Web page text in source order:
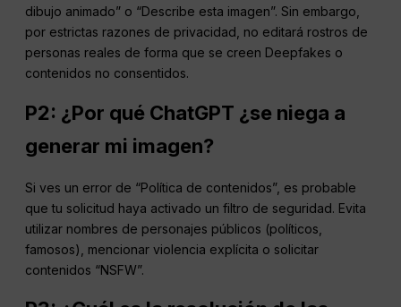
dibujo animado” o “Describe esta imagen”. Sin embargo,
por estrictas razones de privacidad, no editará rostros de
personas reales de forma que se creen Deepfakes o
contenidos no consentidos.
P2: ¿Por qué ChatGPT ¿se niega a
generar mi imagen?
Si ves un error de “Política de contenidos”, es probable
que tu solicitud haya activado un filtro de seguridad. Evita
utilizar nombres de personajes públicos (políticos,
famosos), mencionar violencia explícita o solicitar
contenidos “NSFW”.